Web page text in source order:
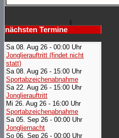
nächsten Termine
Sa 08. Aug 26 - 00:00 Uhr
Jonglierauftritt (findet nicht
statt)
Sa 08. Aug 26 - 15:00 Uhr
Sportabzeichenabnahme
Sa 22. Aug 26 - 15:00 Uhr
Jonglierauftritt
Mi 26. Aug 26 - 16:00 Uhr
Sportabzeichenabnahme
Sa 05. Sep 26 - 00:00 Uhr
Jongliernacht
So 06. Sep 26 - 00:00 Uhr